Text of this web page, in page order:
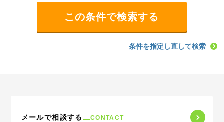
条件を指定し直して検索
メールで相談する CONTACT